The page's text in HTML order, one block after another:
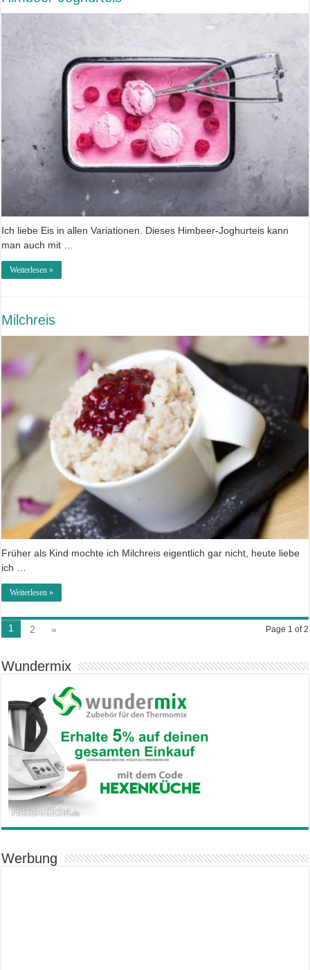
Ich liebe Eis in allen Variationen. Dieses Himbeer-Joghurteis kann
man auch mit …
Weiterlesen »
Milchreis
Früher als Kind mochte ich Milchreis eigentlich gar nicht, heute liebe
ich …
Weiterlesen »
Page 1 of 2
1 2 »
Wundermix
Werbung